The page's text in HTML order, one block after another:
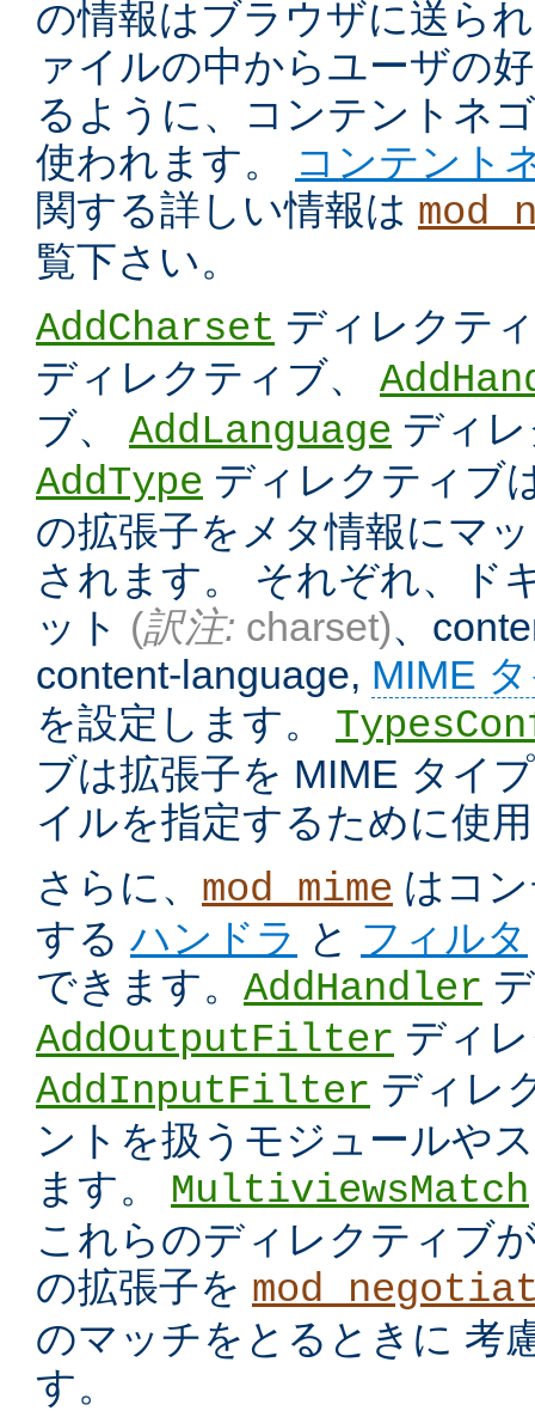
の情報はブラウザに送ら
ァイルの中からユーザの
るように、コンテントネ
使われます。
コンテント
関する詳しい情報は
覧下さい。
AddCharset ディレクテ
ディレクティブ、
ブ、 AddLanguage ディ
AddType ディレクティブ
の拡張子をメタ情報にマ
されます。 それぞれ、ド
ット (訳注: charset)、
content-language, MIME
を設定します。
ブは拡張子を MIME タイ
イルを指定するために使
さらに、 mod_mime はコ
するハンドラ と フィルタ
できます。 AddHandler
AddOutputFilter ディ
AddInputFilter ディレ
ントを扱うモジュールや
ます。 MultiviewsMatch
これらのディレクティブ
の拡張子を
のマッチをとるときに 考
す。